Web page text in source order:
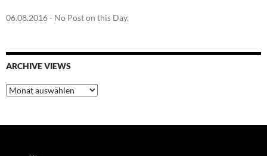
06.08.2016- No Post on this Day.
ARCHIVE VIEWS
Archive
Views